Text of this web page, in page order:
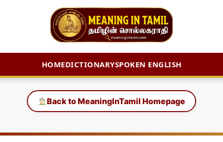
HOMEDICTIONARYSPOKEN ENGLISH
Back to MeaningInTamil Homepage